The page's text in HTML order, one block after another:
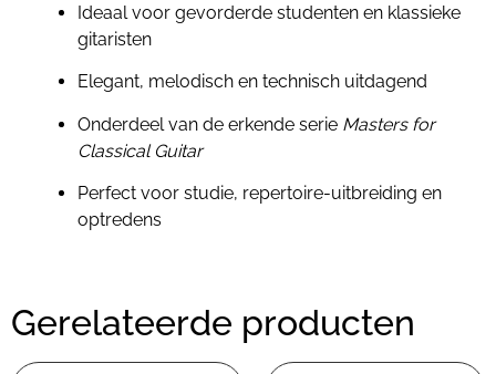
Ideaal voor gevorderde studenten en klassieke
gitaristen
Elegant, melodisch en technisch uitdagend
Onderdeel van de erkende serie Masters for
Classical Guitar
Perfect voor studie, repertoire-uitbreiding en
optredens
Gerelateerde producten